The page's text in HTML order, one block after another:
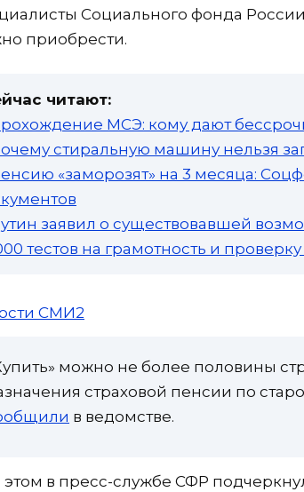
Социального фонда
приобрести.
читают:
МСЭ: кому дают
стиральную машину нельзя
«заморозят» на 3 месяца:
заявил о существовавшей
тестов на грамотность и
СМИ2
можно не более половины
страховой пенсии по
в ведомстве.
в пресс-службе СФР